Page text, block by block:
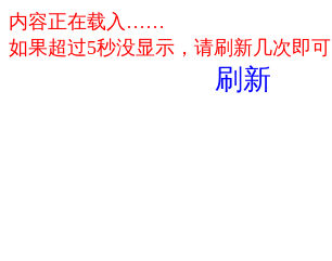
内容正在载入……
如果超过5秒没显示，请刷新几次即可
刷新